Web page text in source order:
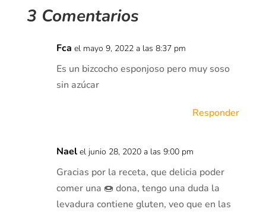
3 Comentarios
Fca el mayo 9, 2022 a las 8:37 pm
Es un bizcocho esponjoso pero muy soso
sin azúcar
Responder
Nael el junio 28, 2020 a las 9:00 pm
Gracias por la receta, que delicia poder
comer una 🍩 dona, tengo una duda la
levadura contiene gluten, veo que en las